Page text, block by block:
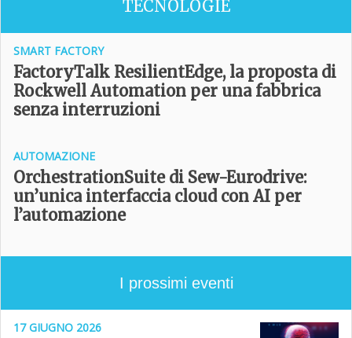
TECNOLOGIE
SMART FACTORY
FactoryTalk ResilientEdge, la proposta di
Rockwell Automation per una fabbrica
senza interruzioni
AUTOMAZIONE
OrchestrationSuite di Sew-Eurodrive:
un’unica interfaccia cloud con AI per
l’automazione
I prossimi eventi
17 GIUGNO 2026